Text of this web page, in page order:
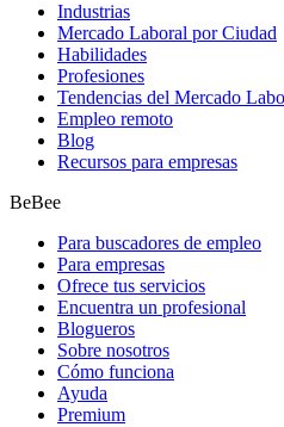
Industrias
Mercado Laboral por Ciudad
Habilidades
Profesiones
Tendencias del Mercado
Empleo remoto
Blog
Recursos para empresas
BeBee
Para buscadores de empleo
Para empresas
Ofrece tus servicios
Encuentra un profesional
Blogueros
Sobre nosotros
Cómo funciona
Ayuda
Premium